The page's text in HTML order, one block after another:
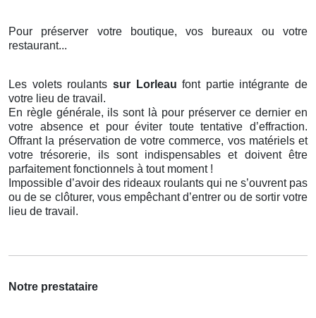
Pour préserver votre boutique, vos bureaux ou votre
restaurant...
Les volets roulants sur Lorleaufont partie intégrante de
votre lieu de travail.
En règle générale, ils sont là pour préserver ce dernier en
votre absence et pour éviter toute tentative d’effraction.
Offrant la préservation de votre commerce, vos matériels et
votre trésorerie, ils sont indispensables et doivent être
parfaitement fonctionnels à tout moment !
Impossible d’avoir des rideaux roulants qui ne s’ouvrent pas
ou de se clôturer, vous empêchant d’entrer ou de sortir votre
lieu de travail.
Notre prestataire